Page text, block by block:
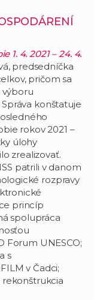
1. 4. 2021 – 24. 4.
predsedníčka
pričom sa
výboru
konštatuje
rokov 2021 –
úlohy
zrealizovať.
patrili v danom
rozpravy
princíp
spolupráca
Forum UNESCO;
s
v Čadci;
rekonštrukcia